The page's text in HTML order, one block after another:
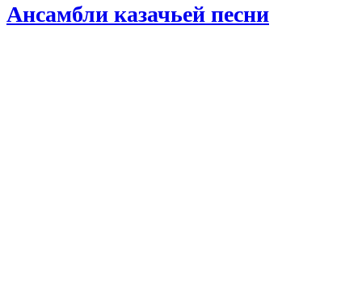
Ансамбли казачьей песни